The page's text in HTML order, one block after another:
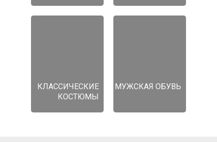
КЛАССИЧЕСКИЕ
КОСТЮМЫ
МУЖСКАЯ ОБУВЬ